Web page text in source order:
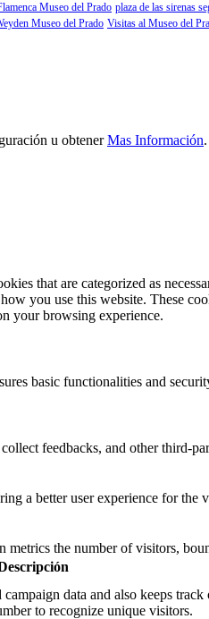
Museo del Prado plaza de las sirenas
Museo del Prado Visitas al Museo del
u obtenerMas Información.
that are categorized as
you use this website. These
your browsing experience.
basic functionalities and
feedbacks, and other third-
a better user experience for the
the number of visitors,
data and also keeps
to recognize unique visitors.